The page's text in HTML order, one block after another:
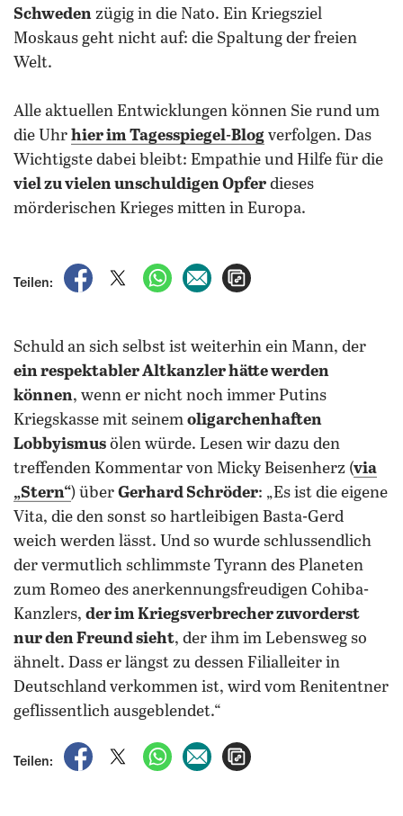
Schweden zügig in die Nato. Ein Kriegsziel
Moskaus geht nicht auf: die Spaltung der freien
Welt.
Alle aktuellen Entwicklungen können Sie rund um
die Uhr hier im Tagesspiegel-Blog verfolgen. Das
Wichtigste dabei bleibt: Empathie und Hilfe für die
viel zu vielen unschuldigen Opfer dieses
mörderischen Krieges mitten in Europa.
Teilen:
auf Facebook teilen
auf X teilenper WhatsApp teilen
per E-Mail teilen
Schuld an sich selbst ist weiterhin ein Mann, der
ein respektabler Altkanzler hätte werden
können, wenn er nicht noch immer Putins
Kriegskasse mit seinem oligarchenhaften
Lobbyismus ölen würde. Lesen wir dazu den
treffenden Kommentar von Micky Beisenherz (via
„Stern“) über Gerhard Schröder: „Es ist die eigene
Vita, die den sonst so hartleibigen Basta-Gerd
weich werden lässt. Und so wurde schlussendlich
der vermutlich schlimmste Tyrann des Planeten
zum Romeo des anerkennungsfreudigen Cohiba-
Kanzlers, der im Kriegsverbrecher zuvorderst
nur den Freund sieht, der ihm im Lebensweg so
ähnelt. Dass er längst zu dessen Filialleiter in
Deutschland verkommen ist, wird vom Renitentner
geflissentlich ausgeblendet.“
Teilen:
auf Facebook teilen
auf X teilenper WhatsApp teilen
per E-Mail teilen